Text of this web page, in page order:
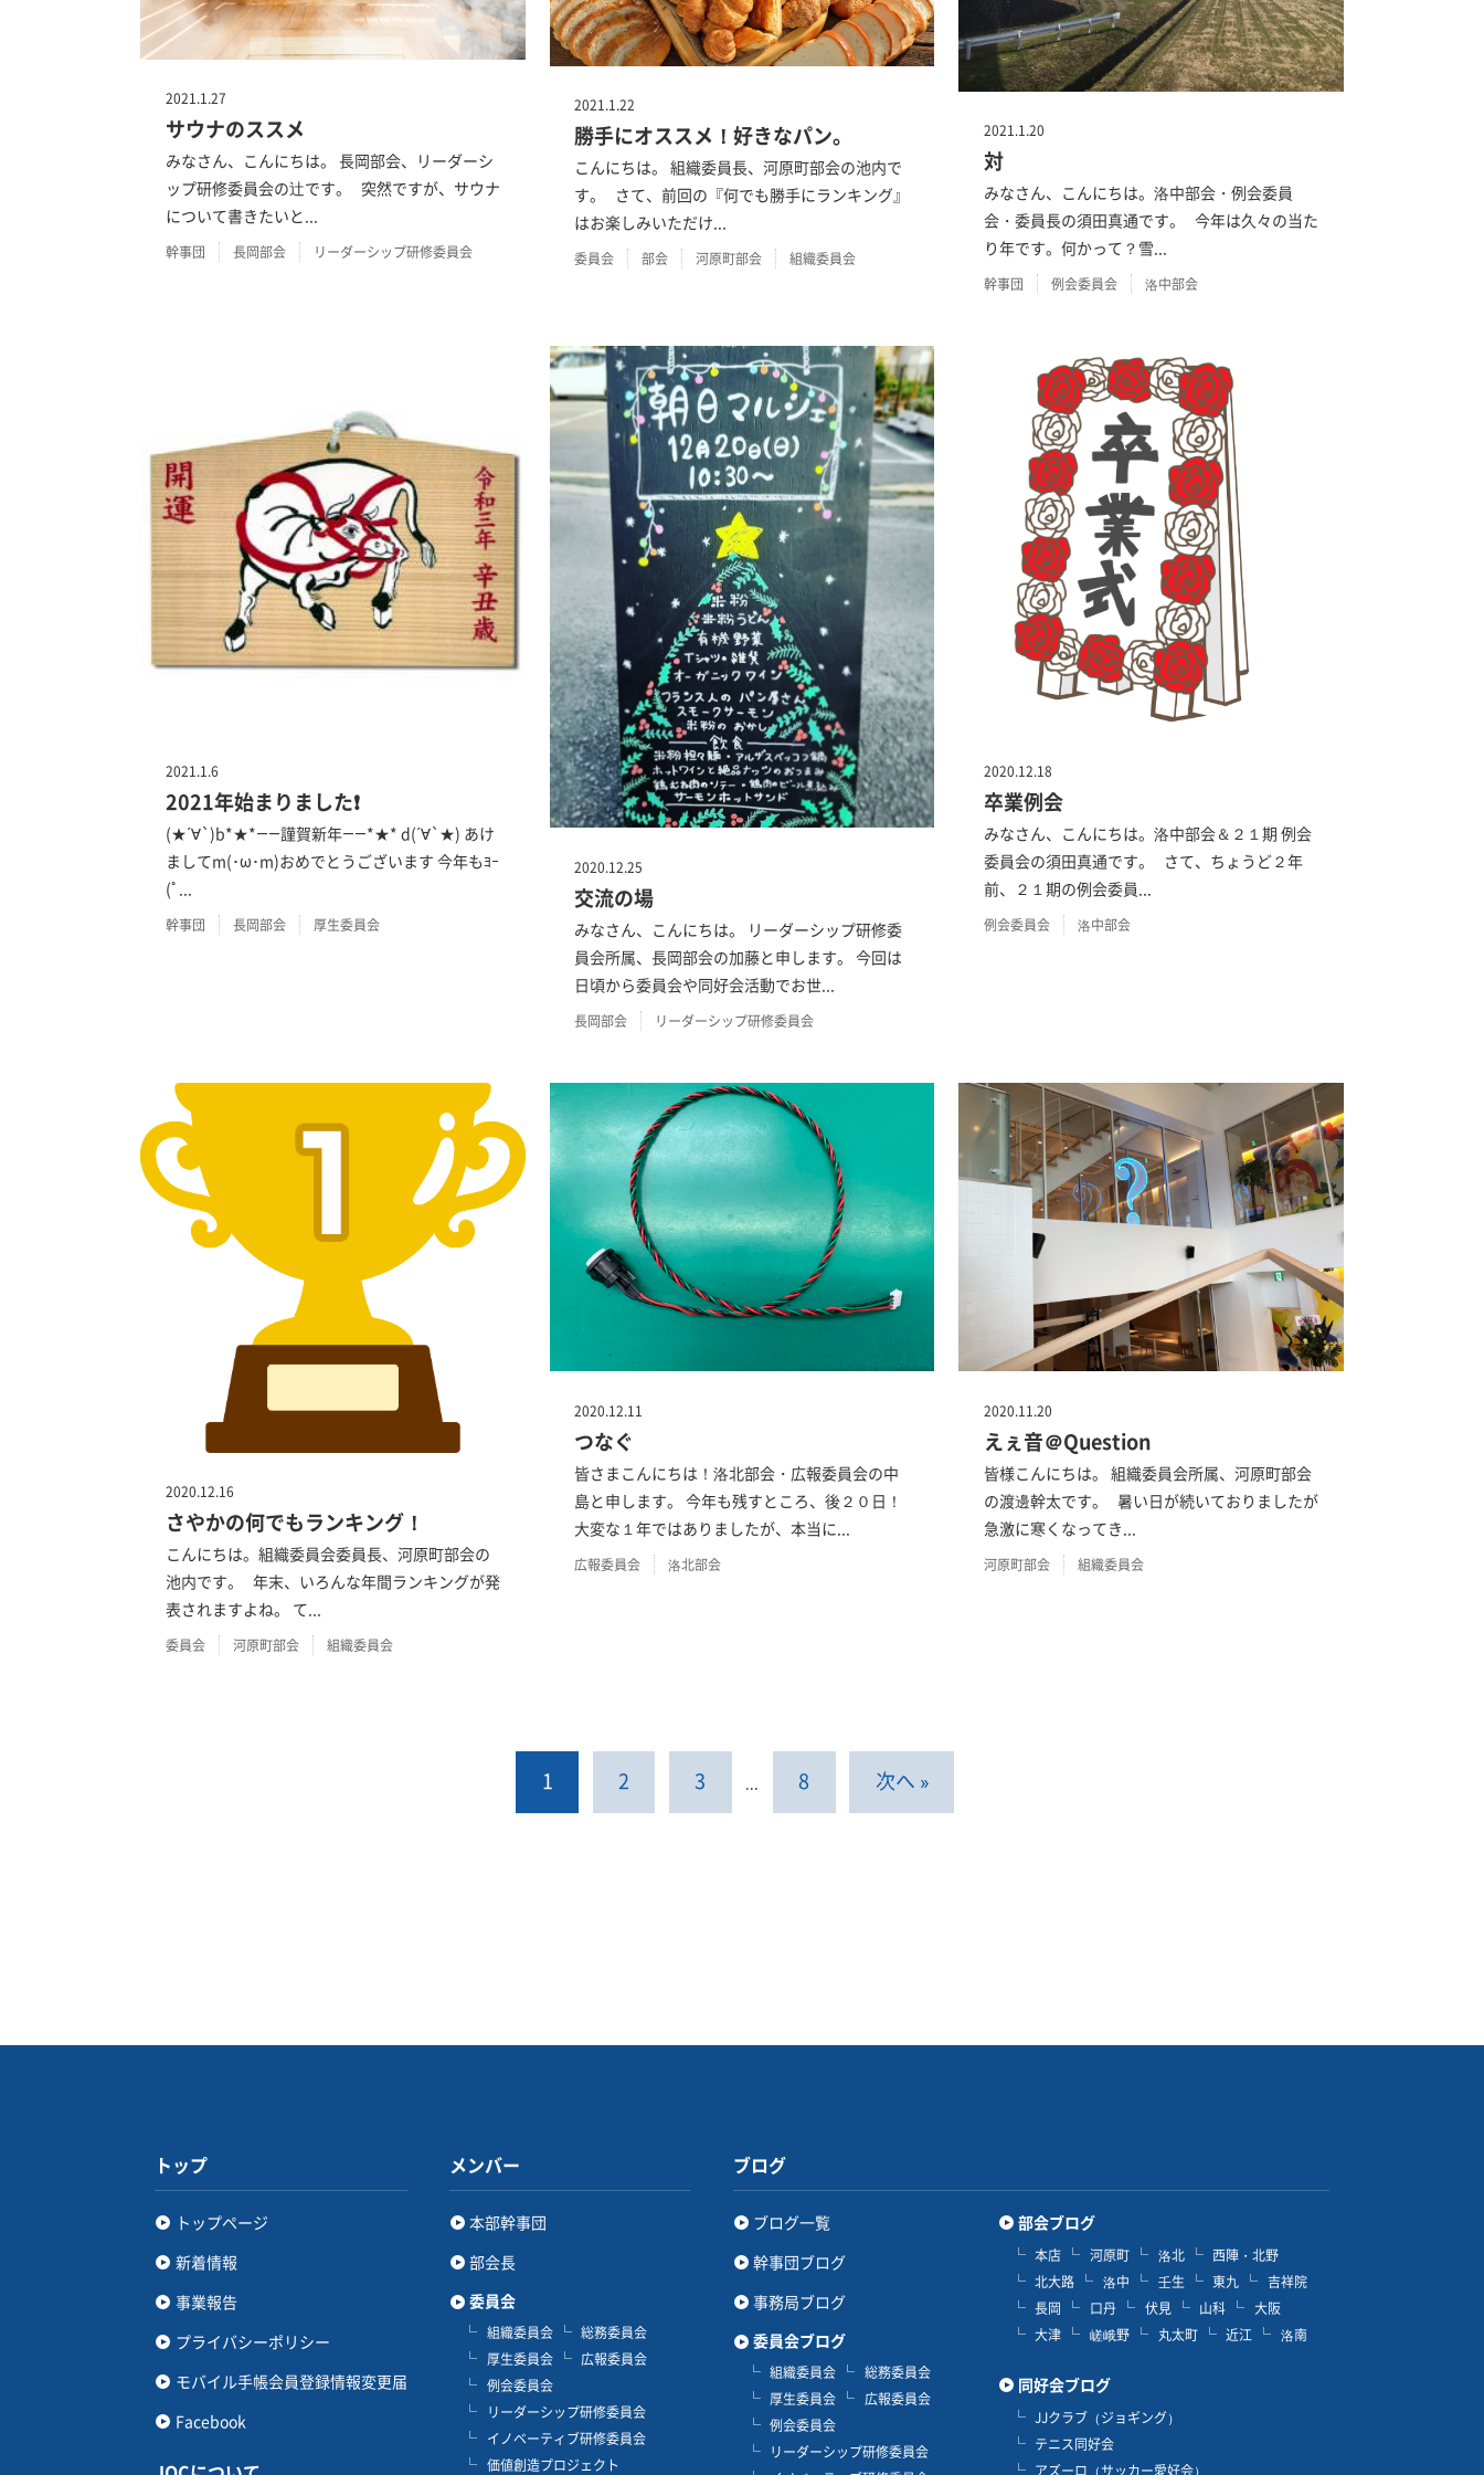
2021.1.27
サウナのススメ
みなさん、こんにちは。 長岡部会、リーダーシ
ップ研修委員会の辻です。 突然ですが、サウナ
について書きたいと...
幹事団 長岡部会 リーダーシップ研修委員会
2021.1.22
勝手にオススメ！好きなパン。
こんにちは。 組織委員長、河原町部会の池内で
す。 さて、前回の『何でも勝手にランキング』
はお楽しみいただけ...
委員会 部会 河原町部会 組織委員会
2021.1.20
対
みなさん、こんにちは。洛中部会・例会委員
会・委員長の須田真通です。 今年は久々の当た
り年です。何かって？雪...
幹事団 例会委員会 洛中部会
2021.1.6
2021年始まりました❗
(★´∀`)b*★*――謹賀新年――*★* d(´∀`★) あけ
ましてm(･ω･m)おめでとうございます 今年もﾖｰ
(ﾟ...
幹事団 長岡部会 厚生委員会
2020.12.25
交流の場
みなさん、こんにちは。 リーダーシップ研修委
員会所属、長岡部会の加藤と申します。 今回は
日頃から委員会や同好会活動でお世...
長岡部会 リーダーシップ研修委員会
2020.12.18
卒業例会
みなさん、こんにちは。洛中部会＆２１期 例会
委員会の須田真通です。 さて、ちょうど２年
前、２１期の例会委員...
例会委員会 洛中部会
2020.12.16
さやかの何でもランキング！
こんにちは。組織委員会委員長、河原町部会の
池内です。 年末、いろんな年間ランキングが発
表されますよね。 て...
委員会 河原町部会 組織委員会
2020.12.11
つなぐ
皆さまこんにちは！洛北部会・広報委員会の中
島と申します。 今年も残すところ、後２０日！
大変な１年ではありましたが、本当に...
広報委員会 洛北部会
2020.11.20
えぇ音＠Question
皆様こんにちは。 組織委員会所属、河原町部会
の渡邊幹太です。 暑い日が続いておりましたが
急激に寒くなってき...
河原町部会 組織委員会
1 2 3 … 8 次へ »
トップ
トップページ
新着情報
事業報告
プライバシーポリシー
モバイル手帳会員登録情報変更届
Facebook
メンバー
本部幹事団
部会長
委員会
組織委員会
総務委員会
厚生委員会
広報委員会
例会委員会
リーダーシップ研修委員会
イノベーティブ研修委員会
価値創造プロジェクト
ブログ
ブログ一覧
幹事団ブログ
事務局ブログ
委員会ブログ
組織委員会
総務委員会
厚生委員会
広報委員会
例会委員会
リーダーシップ研修委員会
部会ブログ
本店 河原町 洛北
西陣・北野
北大路
洛中 壬生 東九
吉祥院
長岡
口丹 伏見 山科
大阪
大津
嵯峨野 丸太町 近江 洛南
同好会ブログ
JJクラブ（ジョギング）
テニス同好会
アズーロ（サッカー愛好会）